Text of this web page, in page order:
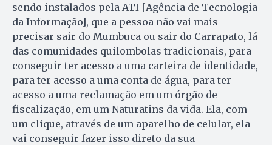
sendo instalados pela ATI [Agência de Tecnologia
da Informação], que a pessoa não vai mais
precisar sair do Mumbuca ou sair do Carrapato, lá
das comunidades quilombolas tradicionais, para
conseguir ter acesso a uma carteira de identidade,
para ter acesso a uma conta de água, para ter
acesso a uma reclamação em um órgão de
fiscalização, em um Naturatins da vida. Ela, com
um clique, através de um aparelho de celular, ela
vai conseguir fazer isso direto da sua